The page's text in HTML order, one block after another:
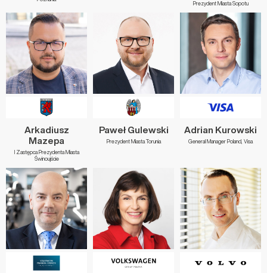
Prezydent Miasta Sopotu
Arkadiusz
Mazepa
I Zastępca Prezydenta Miasta
Świnoujście
Paweł Gulewski
Prezydent Miasta Torunia
Adrian Kurowski
General Manager Poland, Visa